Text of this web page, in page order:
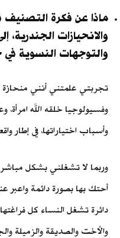
ماذا عن فكرة التصنيف
والانحيازات الجندرية،
والتوجهات النسوية في
تجربتي علمتني أنني منحازة
وفسيولوجيا خلقه الله
وأسباب اختياراتها، في إطار
وربما لا تشغلني بشكل مباشر
أحتك بها بصورة دائمة واعبر
دائرة تشغل النساء كل
والأخت والصديقة والزميلة